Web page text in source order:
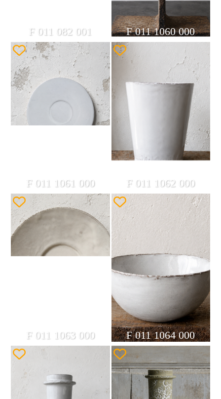
F 011 082 001 F 011 1060 000
F 011 1061 000 F 011 1062 000
F 011 1063 000 F 011 1064 000